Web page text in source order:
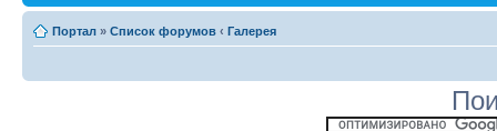
Портал » Список форумов ‹ Галерея